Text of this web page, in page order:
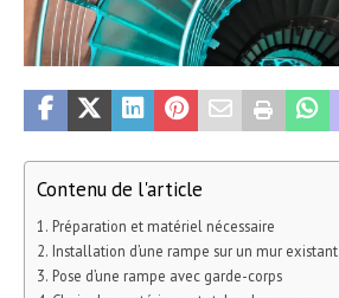
Contenu de l'article
Préparation et matériel nécessaire
Installation d’une rampe sur un mur existant
Pose d’une rampe avec garde-corps